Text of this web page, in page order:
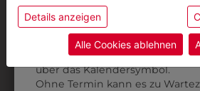
315010111
PANTOFFEL SAN
DUTY
€ 105,90
stuft die USA als Land mit
ein, und es besteht das Risiko,
Daten ohne Klagemöglichkeit für
Datenschutzerklärungbzw. im
Details anzeigen
Alle Cookies ablehnen
Online Shop: Klick auf SCHULE
Kategorie und die richtige
AnprobeVorort im Geschäft:
über das Kalendersymbol.
Ohne Termin kann es zu